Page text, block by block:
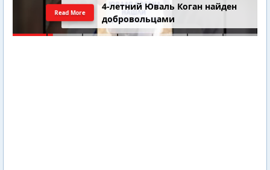
4-летний Юваль Коган найден
добровольцами
Read More